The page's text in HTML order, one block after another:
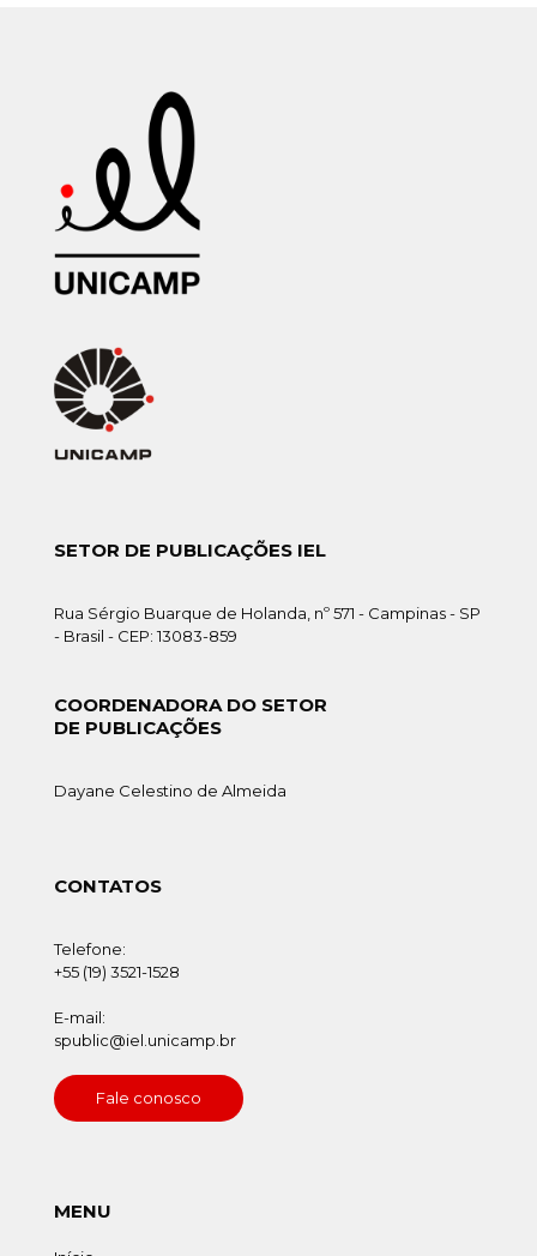
SETOR DE PUBLICAÇÕES IEL
Rua Sérgio Buarque de Holanda, nº 571 - Campinas - SP
- Brasil - CEP: 13083-859
COORDENADORA DO SETOR
DE PUBLICAÇÕES
Dayane Celestino de Almeida
CONTATOS
Telefone:
+55 (19) 3521-1528
E-mail:
spublic@iel.unicamp.br
Fale conosco
MENU